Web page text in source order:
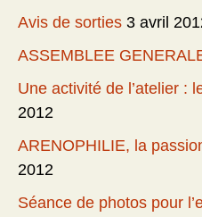
Avis de sorties 3 avril
ASSEMBLEE
Une activité de l’atelier :
2012
ARENOPHILIE, la
2012
Séance de photos pour